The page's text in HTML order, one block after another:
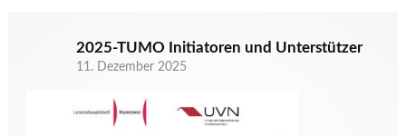
2025-TUMO Initiatoren und Unterstützer
11. Dezember 2025